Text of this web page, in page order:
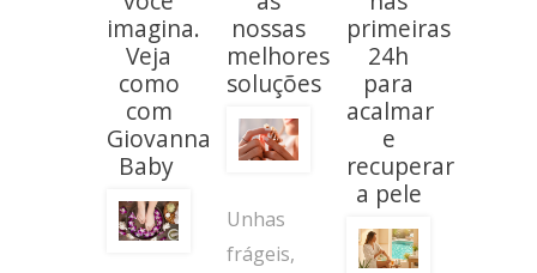
imagina.
Veja
como
com
Giovanna
Baby
nossas
melhores
soluções
Unhas
frágeis,
primeiras
24h
para
acalmar
e
recuperar
a pele